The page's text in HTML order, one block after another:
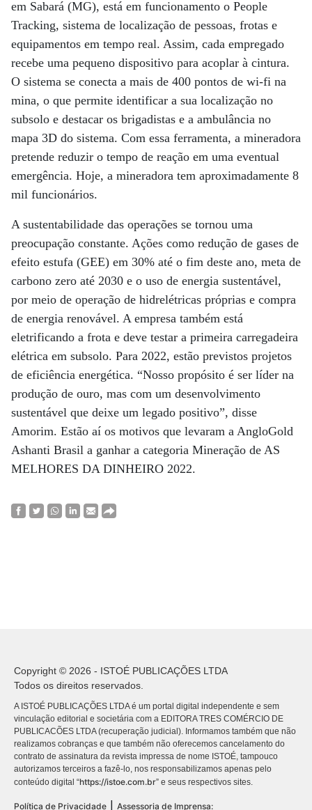
em Sabará (MG), está em funcionamento o People
Tracking, sistema de localização de pessoas, frotas e
equipamentos em tempo real. Assim, cada empregado
recebe uma pequeno dispositivo para acoplar à cintura.
O sistema se conecta a mais de 400 pontos de wi-fi na
mina, o que permite identificar a sua localização no
subsolo e destacar os brigadistas e a ambulância no
mapa 3D do sistema. Com essa ferramenta, a mineradora
pretende reduzir o tempo de reação em uma eventual
emergência. Hoje, a mineradora tem aproximadamente 8
mil funcionários.
A sustentabilidade das operações se tornou uma
preocupação constante. Ações como redução de gases de
efeito estufa (GEE) em 30% até o fim deste ano, meta de
carbono zero até 2030 e o uso de energia sustentável,
por meio de operação de hidrelétricas próprias e compra
de energia renovável. A empresa também está
eletrificando a frota e deve testar a primeira carregadeira
elétrica em subsolo. Para 2022, estão previstos projetos
de eficiência energética. “Nosso propósito é ser líder na
produção de ouro, mas com um desenvolvimento
sustentável que deixe um legado positivo”, disse
Amorim. Estão aí os motivos que levaram a AngloGold
Ashanti Brasil a ganhar a categoria Mineração de AS
MELHORES DA DINHEIRO 2022.
Copyright © 2026 - ISTOÉ PUBLICAÇÕES LTDA
Todos os direitos reservados.
A ISTOÉ PUBLICAÇÕES LTDA é um portal digital independente e sem
vinculação editorial e societária com a EDITORA TRES COMÉRCIO DE
PUBLICACÕES LTDA (recuperação judicial). Informamos também que não
realizamos cobranças e que também não oferecemos cancelamento do
contrato de assinatura da revista impressa de nome ISTOÉ, tampouco
autorizamos terceiros a fazê-lo, nos responsabilizamos apenas pelo
conteúdo digital “https://istoe.com.br” e seus respectivos sites.
Política de Privacidade Assessoria de Imprensa: